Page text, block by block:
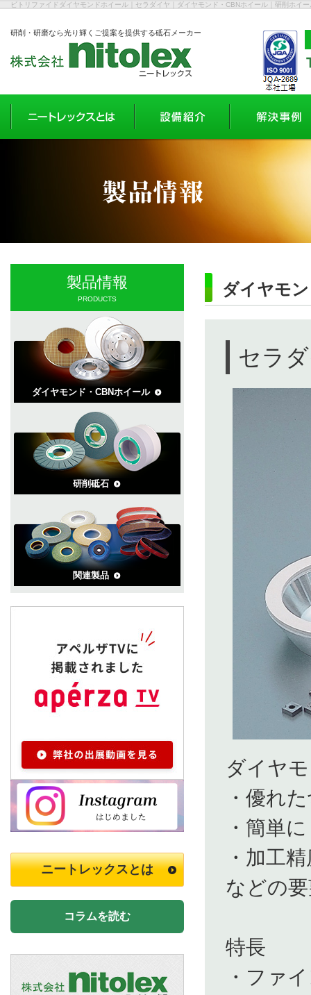
ビトリファイドダイヤモンドホイール｜セラダイヤ｜ダイヤモンド・CBNホイール｜研削ホイ
研削・研磨なら光り輝くご提案を提供する砥石メーカー
ダイヤモ
セラ
ダイヤ
・優れ
・簡単
・加工
など
特長
・ファ
製品情報
PRODUCTS
ダイヤモンド・CBNホイール
研削砥石
関連製品
ニートレックスとは
コラムを読む